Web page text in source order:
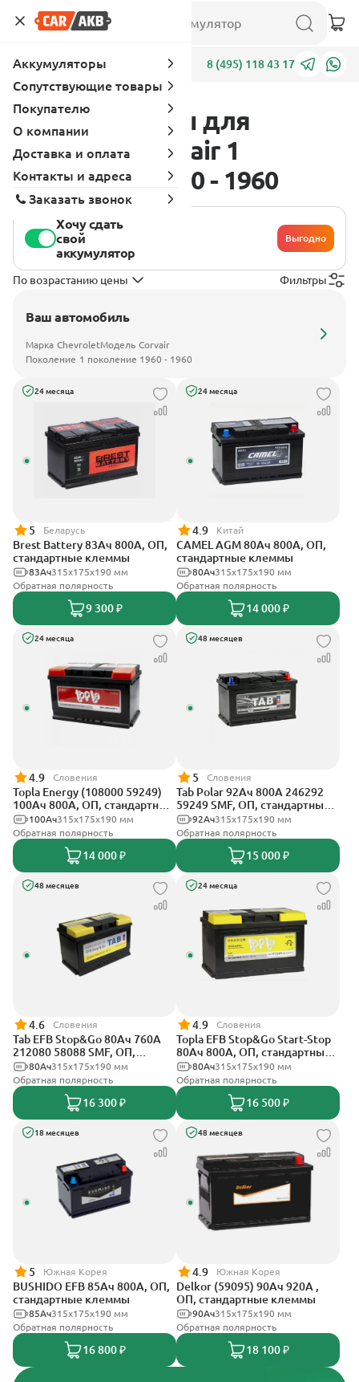
Адреса 8 (495) 118 43 17
Аккумуляторы для
Chevrolet Corvair 1
поколение 1960 - 1960
Хочу сдать
свой
аккумулятор
Выгодно
По возрастанию цены Фильтры
Ваш автомобиль
Марка ChevroletМодель Corvair
Поколение 1 поколение 1960 - 1960
24 месяца
5 Беларусь
Brest Battery 83Ач 800А, ОП,
стандартные клеммы
315x175x190 мм
83Ач
Обратная полярность
9 300 ₽
24 месяца
4.9 Китай
CAMEL AGM 80Ач 800А, ОП,
стандартные клеммы
315x175x190 мм
80Ач
Обратная полярность
14 000 ₽
24 месяца
4.9 Словения
Topla Energy (108000 59249)
100Ач 800А, ОП, стандартные
клеммы315x175x190 мм
100Ач
Обратная полярность
14 000 ₽
48 месяцев
5 Словения
Tab Polar 92Ач 800А 246292
59249 SMF, ОП, стандартные
клеммы315x175x190 мм
92Ач
Обратная полярность
15 000 ₽
48 месяцев
4.6 Словения
Tab EFB Stop&Go 80Ач 760А
212080 58088 SMF, ОП,
стандартные клеммы
315x175x190 мм
80Ач
Обратная полярность
16 300 ₽
24 месяца
4.9 Словения
Topla EFB Stop&Go Start-Stop
80Ач 800А, ОП, стандартные
клеммы315x175x190 мм
80Ач
Обратная полярность
16 500 ₽
18 месяцев
5 Южная Корея
BUSHIDO EFB 85Ач 800А, ОП,
стандартные клеммы
315x175x190 мм
85Ач
Обратная полярность
16 800 ₽
48 месяцев
4.9 Южная Корея
Delkor (59095) 90Ач 920А ,
ОП, стандартные клеммы
315x175x190 мм
90Ач
Обратная полярность
18 100 ₽
Аккумуляторы
Сопутствующие товары
Покупателю
О компании
Доставка и оплата
Контакты и адреса
Заказать звонок